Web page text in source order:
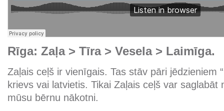
Rīga: Zaļa > Tīra > Vesela > Laimīga.
Zaļais ceļš ir vienīgais. Tas stāv pāri jēdzieniem
krievs vai latvietis. Tikai Zaļais ceļš var saglabāt
mūsu bērnu nākotni.